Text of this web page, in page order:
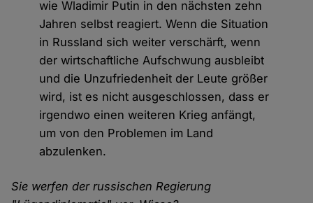
wie Wladimir Putin in den nächsten zehn
Jahren selbst reagiert. Wenn die Situation
in Russland sich weiter verschärft, wenn
der wirtschaftliche Aufschwung ausbleibt
und die Unzufriedenheit der Leute größer
wird, ist es nicht ausgeschlossen, dass er
irgendwo einen weiteren Krieg anfängt,
um von den Problemen im Land
abzulenken.
Sie werfen der russischen Regierung